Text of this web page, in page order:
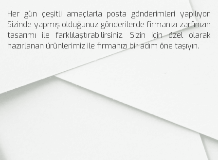
Her gün çeşitli amaçlarla posta gönderimleri yapılıyor.
Sizinde yapmış olduğunuz gönderilerde firmanızı zarfınızın
tasarımı ile farklılaştırabilirsiniz. Sizin için özel olarak
hazırlanan ürünlerimiz ile firmanızı bir adım öne taşıyın.